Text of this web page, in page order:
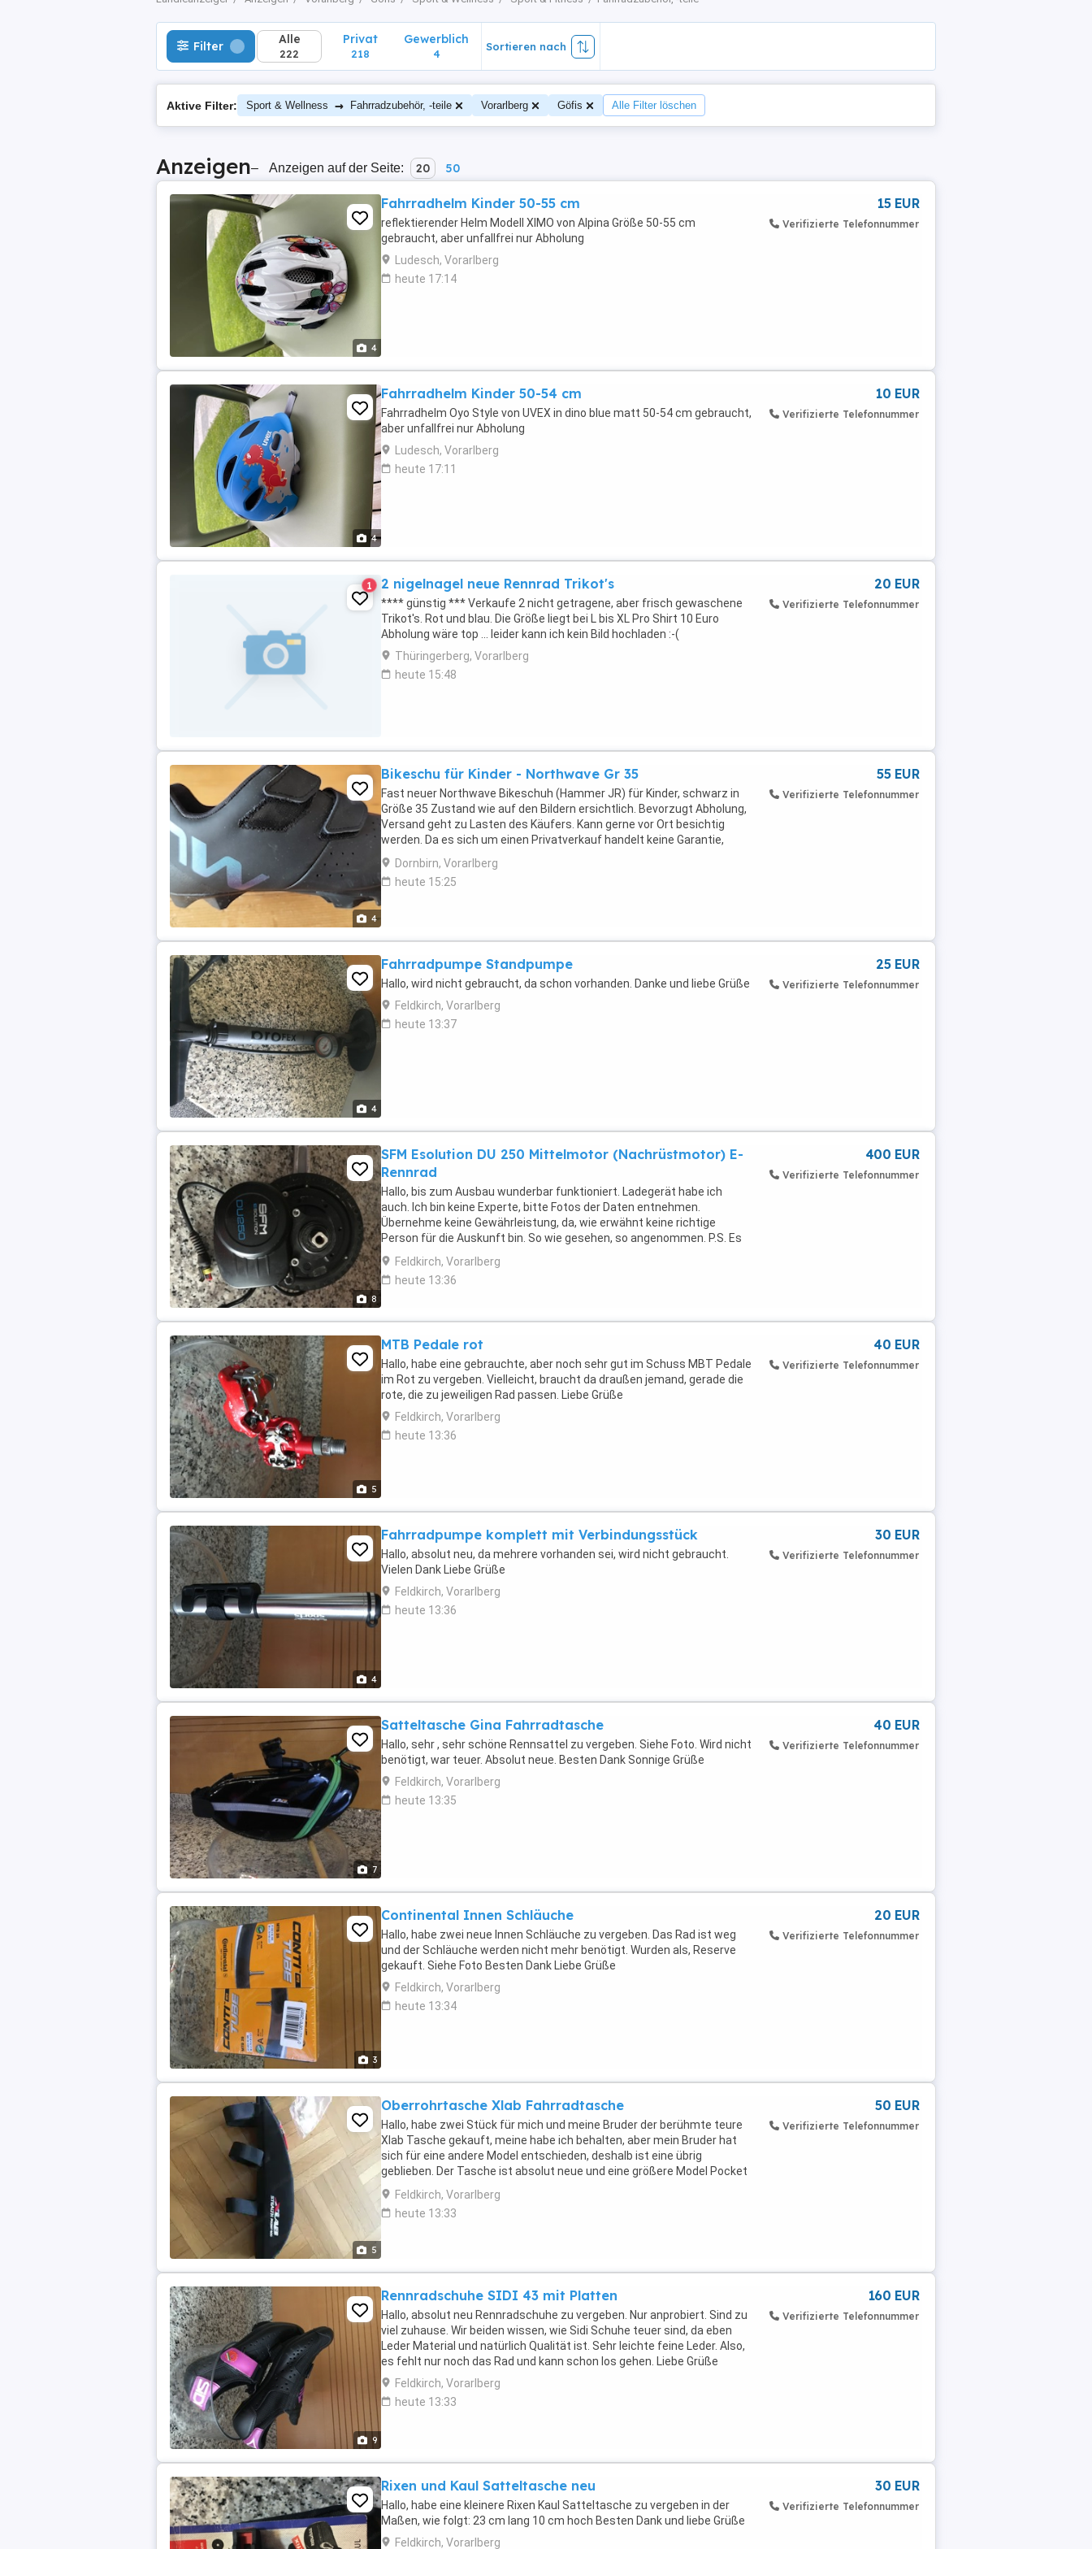
Filter Alle
222
Privat
218
Gewerblich
4
Sortieren nach
Aktive Filter: Sport & Wellness → Fahrradzubehör, -teile Vorarlberg Göfis Alle Filter löschen
Anzeigen– Anzeigen auf der Seite: 20 50
4
Fahrradhelm Kinder 50-55 cm
reflektierender Helm Modell XIMO von Alpina Größe 50-55 cm
gebraucht, aber unfallfrei nur Abholung
Ludesch, Vorarlberg
heute 17:14
15 EUR
Verifizierte Telefonnummer
4
Fahrradhelm Kinder 50-54 cm
Fahrradhelm Oyo Style von UVEX in dino blue matt 50-54 cm gebraucht,
aber unfallfrei nur Abholung
Ludesch, Vorarlberg
heute 17:11
10 EUR
Verifizierte Telefonnummer
1 2 nigelnagel neue Rennrad Trikot's
**** günstig *** Verkaufe 2 nicht getragene, aber frisch gewaschene
Trikot's. Rot und blau. Die Größe liegt bei L bis XL Pro Shirt 10 Euro
Abholung wäre top ... leider kann ich kein Bild hochladen :-(
Thüringerberg, Vorarlberg
heute 15:48
20 EUR
Verifizierte Telefonnummer
4
Bikeschu für Kinder - Northwave Gr 35
Fast neuer Northwave Bikeschuh (Hammer JR) für Kinder, schwarz in
Größe 35 Zustand wie auf den Bildern ersichtlich. Bevorzugt Abholung,
Versand geht zu Lasten des Käufers. Kann gerne vor Ort besichtig
werden. Da es sich um einen Privatverkauf handelt keine Garantie,
Gewährleistung oder Rücknah ...
Dornbirn, Vorarlberg
heute 15:25
55 EUR
Verifizierte Telefonnummer
4
Fahrradpumpe Standpumpe
Hallo, wird nicht gebraucht, da schon vorhanden. Danke und liebe Grüße
Feldkirch, Vorarlberg
heute 13:37
25 EUR
Verifizierte Telefonnummer
8
SFM Esolution DU 250 Mittelmotor (Nachrüstmotor) E-
Rennrad
Hallo, bis zum Ausbau wunderbar funktioniert. Ladegerät habe ich
auch. Ich bin keine Experte, bitte Fotos der Daten entnehmen.
Übernehme keine Gewährleistung, da, wie erwähnt keine richtige
Person für die Auskunft bin. So wie gesehen, so angenommen. P.S. Es
gibt im Google wunderbares Anleitung ...
Feldkirch, Vorarlberg
heute 13:36
400 EUR
Verifizierte Telefonnummer
5
MTB Pedale rot
Hallo, habe eine gebrauchte, aber noch sehr gut im Schuss MBT Pedale
im Rot zu vergeben. Vielleicht, braucht da draußen jemand, gerade die
rote, die zu jeweiligen Rad passen. Liebe Grüße
Feldkirch, Vorarlberg
heute 13:36
40 EUR
Verifizierte Telefonnummer
4
Fahrradpumpe komplett mit Verbindungsstück
Hallo, absolut neu, da mehrere vorhanden sei, wird nicht gebraucht.
Vielen Dank Liebe Grüße
Feldkirch, Vorarlberg
heute 13:36
30 EUR
Verifizierte Telefonnummer
7
Satteltasche Gina Fahrradtasche
Hallo, sehr , sehr schöne Rennsattel zu vergeben. Siehe Foto. Wird nicht
benötigt, war teuer. Absolut neue. Besten Dank Sonnige Grüße
Feldkirch, Vorarlberg
heute 13:35
40 EUR
Verifizierte Telefonnummer
3
Continental Innen Schläuche
Hallo, habe zwei neue Innen Schläuche zu vergeben. Das Rad ist weg
und der Schläuche werden nicht mehr benötigt. Wurden als, Reserve
gekauft. Siehe Foto Besten Dank Liebe Grüße
Feldkirch, Vorarlberg
heute 13:34
20 EUR
Verifizierte Telefonnummer
5
Oberrohrtasche Xlab Fahrradtasche
Hallo, habe zwei Stück für mich und meine Bruder der berühmte teure
Xlab Tasche gekauft, meine habe ich behalten, aber mein Bruder hat
sich für eine andere Model entschieden, deshalb ist eine übrig
geblieben. Der Tasche ist absolut neue und eine größere Model Pocket
400. Der Sportler da draußen wissen, ...
Feldkirch, Vorarlberg
heute 13:33
50 EUR
Verifizierte Telefonnummer
9
Rennradschuhe SIDI 43 mit Platten
Hallo, absolut neu Rennradschuhe zu vergeben. Nur anprobiert. Sind zu
viel zuhause. Wir beiden wissen, wie Sidi Schuhe teuer sind, da eben
Leder Material und natürlich Qualität ist. Sehr leichte feine Leder. Also,
es fehlt nur noch das Rad und kann schon los gehen. Liebe Grüße
Feldkirch, Vorarlberg
heute 13:33
160 EUR
Verifizierte Telefonnummer
Rixen und Kaul Satteltasche neu
Hallo, habe eine kleinere Rixen Kaul Satteltasche zu vergeben in der
Maßen, wie folgt: 23 cm lang 10 cm hoch Besten Dank und liebe Grüße
Feldkirch, Vorarlberg
30 EUR
Verifizierte Telefonnummer